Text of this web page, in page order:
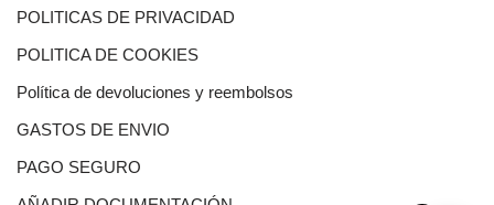
POLITICAS DE PRIVACIDAD
POLITICA DE COOKIES
Política de devoluciones y reembolsos
GASTOS DE ENVIO
PAGO SEGURO